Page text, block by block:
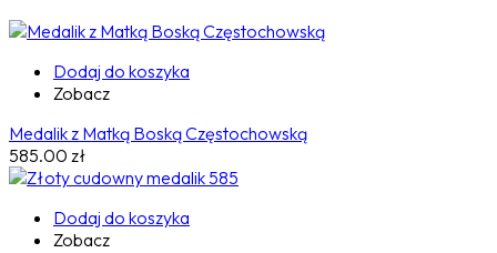
Dodaj do koszyka
Zobacz
Medalik z Matką Boską Częstochowską
585.00 zł
Dodaj do koszyka
Zobacz